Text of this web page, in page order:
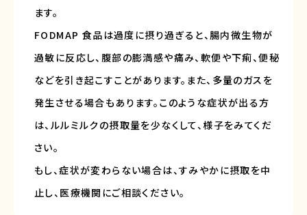
ます。
FODMAP 食品は過度に摂り過ぎると、腸内微生物が
過敏に反応し、腹部の膨満感や痛み、軟便や下痢、便秘
などを引き起こすことがあります。また、多量のガスを
発生させる場合もあります。このような症状が出る方
は、ルルミルクの摂取量を少なくして、様子をみてくだ
さい。
もし、症状が変わらない場合は、すみやかに摂取を中
止し、医療機関にご相談ください。